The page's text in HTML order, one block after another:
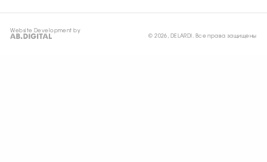
Website Development by
© 2026, DELARDI. Все права защищены